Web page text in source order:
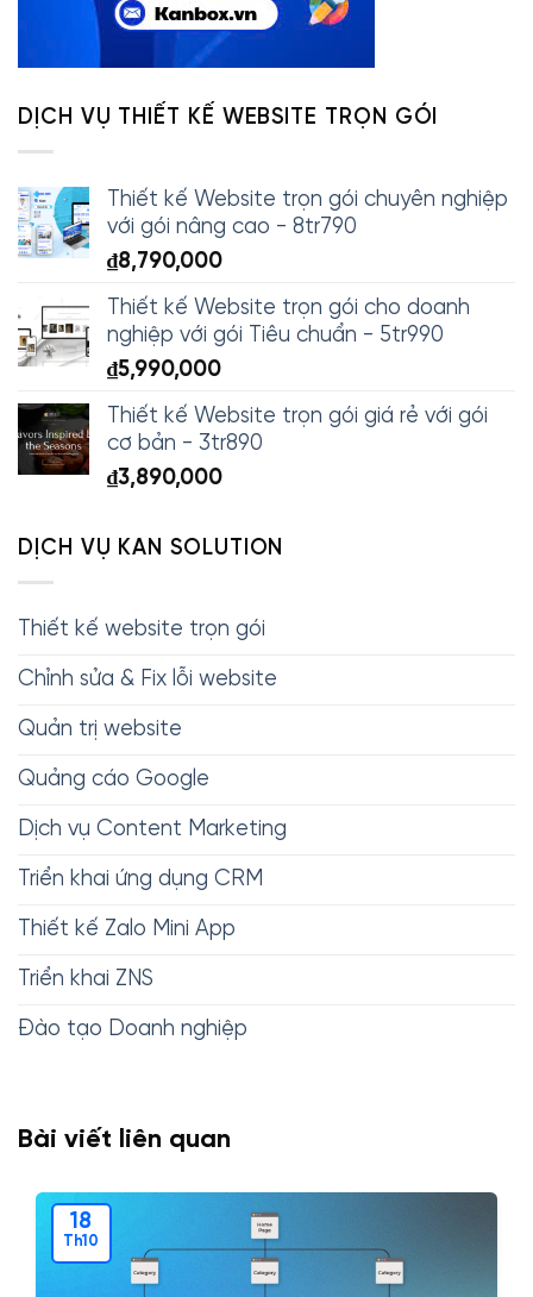
DỊCH VỤ THIẾT KẾ WEBSITE TRỌN GÓI
Thiết kế Website trọn gói chuyên nghiệp
với gói nâng cao - 8tr790
₫8,790,000
Thiết kế Website trọn gói cho doanh
nghiệp với gói Tiêu chuẩn - 5tr990
₫5,990,000
Thiết kế Website trọn gói giá rẻ với gói
cơ bản - 3tr890
₫3,890,000
DỊCH VỤ KAN SOLUTION
Thiết kế website trọn gói
Chỉnh sửa & Fix lỗi website
Quản trị website
Quảng cáo Google
Dịch vụ Content Marketing
Triển khai ứng dụng CRM
Thiết kế Zalo Mini App
Triển khai ZNS
Đào tạo Doanh nghiệp
Bài viết liên quan
18
Th10